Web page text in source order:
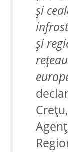
și
și